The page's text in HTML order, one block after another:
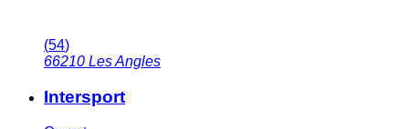
(54)
66210 Les Angles
Intersport